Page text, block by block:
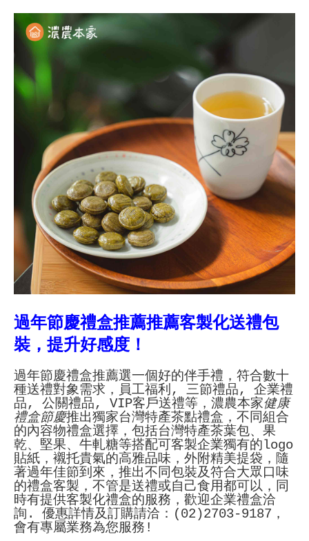
過年節慶禮盒推薦推薦客製化送禮包
裝，提升好感度！
過年節慶禮盒推薦選一個好的伴手禮，符合數十
種送禮對象需求，員工福利, 三節禮品, 企業禮
品, 公關禮品, VIP客戶送禮等，濃農本家健康
禮盒節慶推出獨家台灣特產茶點禮盒，不同組合
的內容物禮盒選擇，包括台灣特產茶葉包、果
乾、堅果、牛軋糖等搭配可客製企業獨有的logo
貼紙，襯托貴氣的高雅品味，外附精美提袋，隨
著過年佳節到來，推出不同包裝及符合大眾口味
的禮盒客製，不管是送禮或自己食用都可以，同
時有提供客製化禮盒的服務，歡迎企業禮盒洽
詢. 優惠詳情及訂購請洽：(02)2703-9187，
會有專屬業務為您服務!